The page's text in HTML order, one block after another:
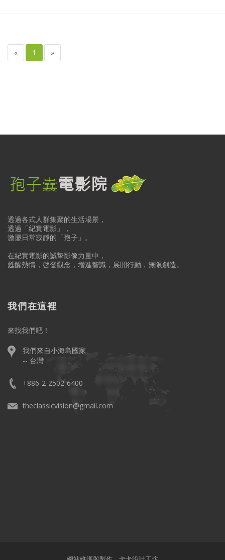
« 1 »
透過各式人群集聚的生活場景，
透過「紀實電影」，
激盪日常寂靜的「孢子」。
在紀實電影的誠摯影像力量中，
甦醒熱情，啓發觀念，增進智識，展開行動，無限創造。
我們在這裡
來找我們吧！
我們來自小海島國家
-- 台灣
+886-2-2502-6400
theclassicvision@gmail.com